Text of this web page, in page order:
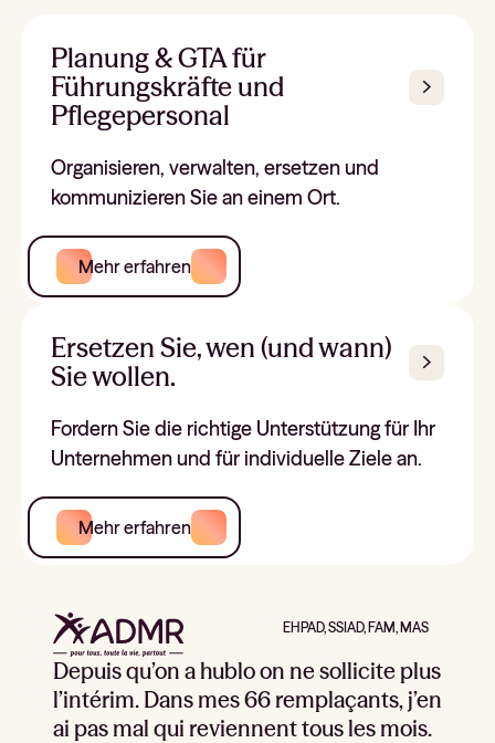
Planung & GTA für
Führungskräfte und
Pflegepersonal
Organisieren, verwalten, ersetzen und
kommunizieren Sie an einem Ort.
Mehr erfahren
Ersetzen Sie, wen (und wann)
Sie wollen.
Fordern Sie die richtige Unterstützung für Ihr
Unternehmen und für individuelle Ziele an.
Mehr erfahren
EHPAD, SSIAD, FAM, MAS
Depuis qu’on a hublo on ne sollicite plus
l’intérim. Dans mes 66 remplaçants, j’en
ai pas mal qui reviennent tous les mois.